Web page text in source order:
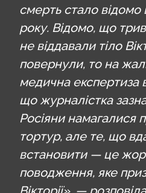
смерть стало
року. Відомо, що
не віддавали тіло
повернули, то на
медична експертиза
що журналістка
Росіяни намагалися
тортур, але те, що
встановити — це
поводження, яке